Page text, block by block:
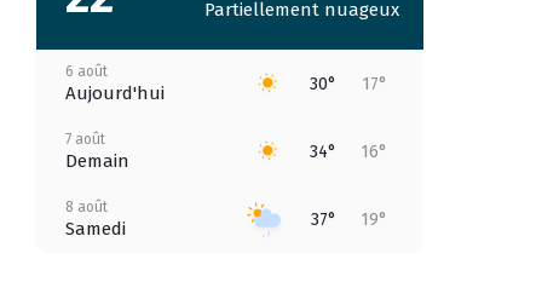
Partiellement nuageux
6 août
Aujourd'hui 30° 17°
7 août
Demain 34° 16°
8 août
Samedi 37° 19°